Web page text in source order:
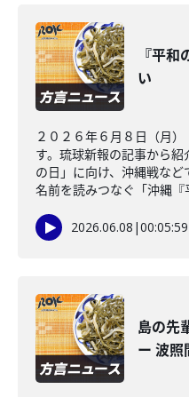
『平
い
２０２６年６月８日（月
す。琉球新報の記事から
の日」に向け、沖縄戦な
名前を読みつなぐ「沖縄『
2026.06.08 |00:05:59
島の先
ー 波照